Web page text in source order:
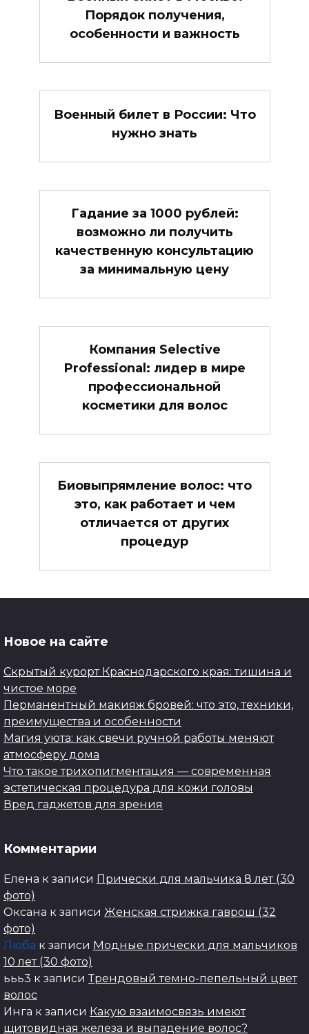
Порядок получения,
особенности и важность
Военный билет в России: Что
нужно знать
Гадание за 1000 рублей:
возможно ли получить
качественную консультацию
за минимальную цену
Компания Selective
Professional: лидер в мире
профессиональной
косметики для волос
Биовыпрямление волос: что
это, как работает и чем
отличается от других
процедур
Новое на сайте
Скрытый курорт Краснодарского края: тишина и
чистое море
Перманентный макияж бровей: что это, техники,
преимущества и особенности
Магия уюта: как свечи ручной работы меняют
атмосферу дома
Что такое трихопигментация — современная
эстетическая процедура для кожи головы
Вред гаджетов для зрения
Комментарии
Елена к записи Прически для мальчика 8 лет (30
фото)
Оксана к записи Женская стрижка гаврош (32
фото)
Люба к записи Модные прически для мальчиков
10 лет (30 фото)
ььь3 к записиТрендовый темно-пепельный цвет
волос
Инга к записи Какую взаимосвязь имеют
щитовидная железа и выпадение волос?